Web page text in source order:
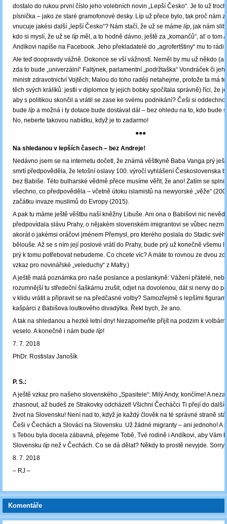
dostalo do rukou první číslo jeho volebních novin „Lepší Česko“. Je to už
písnička – jako ze staré gramofonové desky. Líp už přece bylo, tak proč nám
vnucuje jakési další „lepší Česko“? Nám stačí, že už se máme líp, jak nám
kdo si myslí, že už se líp měl, a to hodně dávno, ještě za „komančů“, ať o tom
Andíkovi napíše na Facebook. Jeho překladatelé do „agrofertštiny“ mu to rádi
Ale teď doopravdy vážně. Dokonce se vší vážností. Neměl by mu už někdo (a
zda to bude „univerzální“ Faltýnek, parlamentní „podržtaška“ Vondráček či
ministr zdravotnictví Vojtěch; Malou do toho raději netahejme, protože ta má
těch svých králíků: jestli v diplomce ty jejich bobky spočítala správně) říci, že
aby s politikou skončil a vrátil se zase ke svému podnikání? Češi si
bude líp a možná i ty dotace bude dostávat dál – bez ohledu na to, kdo bude
No, neberte takovou nabídku, když je to zadarmo!
●●●
Na shledanou v lepších časech – bez Andreje!
Nedávno jsem se na internetu dočetl, že známá věštkyně Baba Vanga prý
smrtí předpověděla, že letošní oslavy 100. výročí vyhlášení Československa
bez Babiše. Této bulharské vědmě přece musíme věřit, že ano! Zatím se
všechno, co předpověděla – včetně útoku islamistů na newyorské „věže“
začátku invaze muslimů do Evropy (2015).
A pak tu máme ještě věštbu naší kněžny Libuše. Ani ona o Babišovi nic
předpovídala slávu Prahy, o nějakém slovenském imigrantovi se vůbec
akorát o jakémsi oráčovi jménem Přemysl, pro kterého poslala do Stadic
bělouše. Až se s ním její poslové vrátí do Prahy, bude prý už konečně všemu
prý k tomu potřebovat nebudeme. Co chcete víc? A máte to rovnou ze dvou
vzkaz pro novinářské „veleduchy“ z Mafry.)
A ještě malá poznámka pro naše poslance a poslankyně: Vážení přátelé,
rozumnější tu středeční šaškárnu zrušit, odjet na dovolenou, dát si nervy do
v klidu vrátit a připravit se na předčasné volby? Samozřejmě s lepšími
kašpárci z Babišova loutkového divadýlka. Řekl bych, že ano.
A tak na shledanou a hezké letní dny! Nezapomeňte přijít na podzim k
veselo. A konečně i nám bude líp!
7. 7. 2018
PhDr. Rostislav Janošík
P. S.:
A ještě vzkaz pro našeho slovenského „Spasitele“: Milý Andy, končíme! A
zhasnout, až budeš ze Strakovky odcházet! Všichni Čecháčci Ti přejí do
život na Slovensku! Není nad to, když je každý člověk na té správné straně
Češi v Čechách a Slováci na Slovensku. Už žádné migranty – ani jednoho! A
s Tebou byla docela zábavná, přejeme Tobě, Tvé rodině i Andíkovi, aby Vám
Slovensku líp než v Čechách. Co se dá dělat? Někdy to prostě nevyjde. Sorry
8. 7. 2018
‒ RJ ‒
Komentáře